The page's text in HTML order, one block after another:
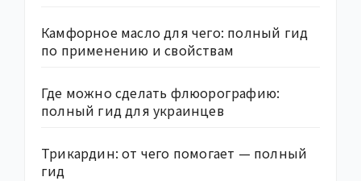
Камфорное масло для чего: полный гид
по применению и свойствам
Где можно сделать флюорографию:
полный гид для украинцев
Трикардин: от чего помогает — полный
гид